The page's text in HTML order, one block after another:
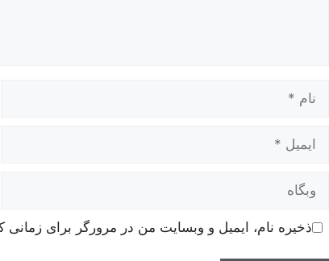
ایمیل
وبگاه
ذخیره نام، ایمیل و وبسایت من در مرورگر برای زمانی